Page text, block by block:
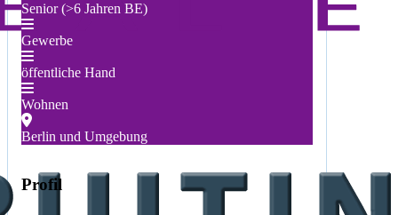
Senior (>6 Jahren BE)
Gewerbe
öffentliche Hand
Wohnen
Berlin und Umgebung
Profil